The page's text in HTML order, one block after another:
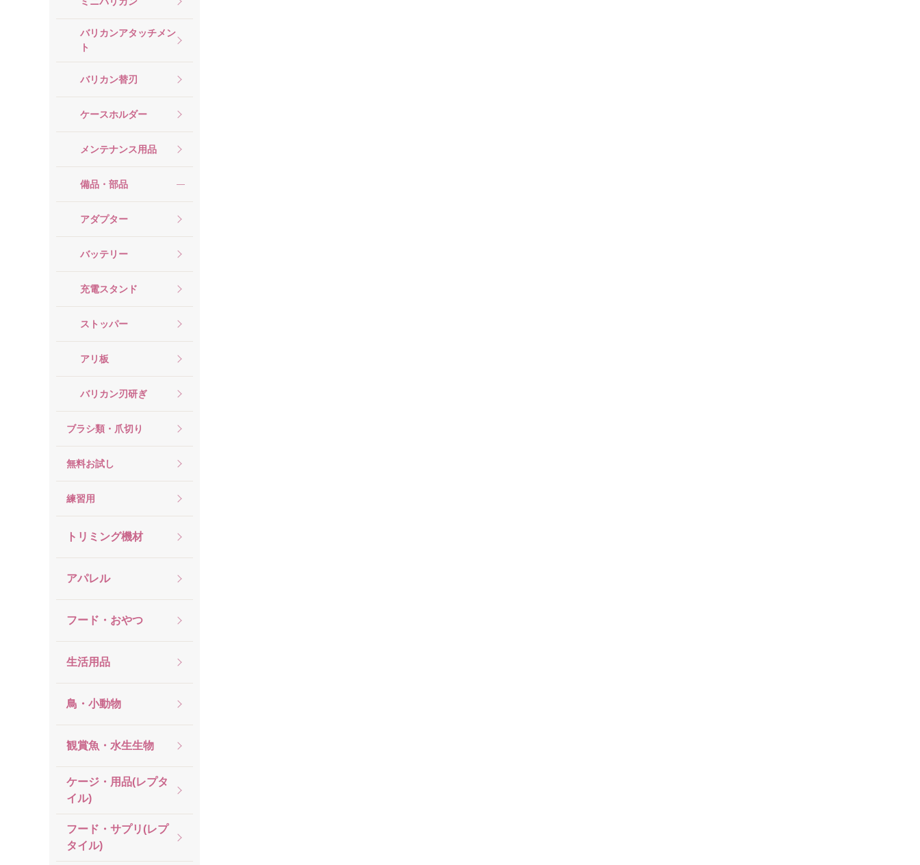
バリカンアタッチメン
ト
バリカン替刃
ケースホルダー
メンテナンス用品
備品・部品
アダプター
バッテリー
充電スタンド
ストッパー
アリ板
バリカン刃研ぎ
ブラシ類・爪切り
無料お試し
練習用
トリミング機材
アパレル
フード・おやつ
生活用品
鳥・小動物
観賞魚・水生生物
ケージ・用品(レプタ
イル)
フード・サプリ(レプ
タイル)